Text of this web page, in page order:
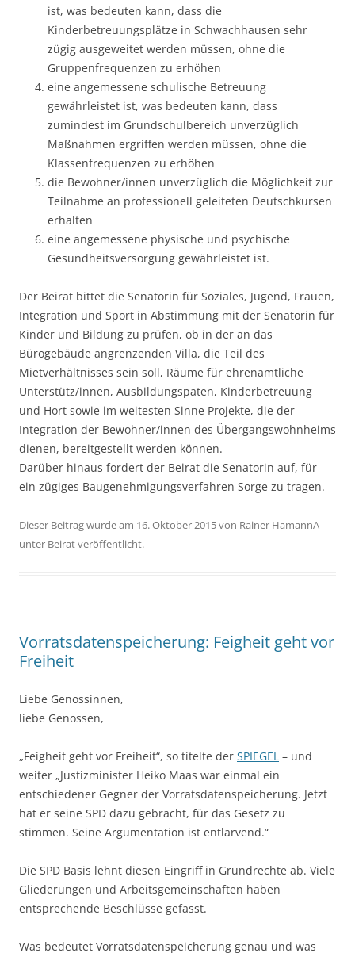
ist, was bedeuten kann, dass die
Kinderbetreuungsplätze in Schwachhausen sehr
zügig ausgeweitet werden müssen, ohne die
Gruppenfrequenzen zu erhöhen
eine angemessene schulische Betreuung
gewährleistet ist, was bedeuten kann, dass
zumindest im Grundschulbereich unverzüglich
Maßnahmen ergriffen werden müssen, ohne die
Klassenfrequenzen zu erhöhen
die Bewohner/innen unverzüglich die Möglichkeit zur
Teilnahme an professionell geleiteten Deutschkursen
erhalten
eine angemessene physische und psychische
Gesundheitsversorgung gewährleistet ist.
Der Beirat bittet die Senatorin für Soziales, Jugend, Frauen,
Integration und Sport in Abstimmung mit der Senatorin für
Kinder und Bildung zu prüfen, ob in der an das
Bürogebäude angrenzenden Villa, die Teil des
Mietverhältnisses sein soll, Räume für ehrenamtliche
Unterstütz/innen, Ausbildungspaten, Kinderbetreuung
und Hort sowie im weitesten Sinne Projekte, die der
Integration der Bewohner/innen des Übergangswohnheims
dienen, bereitgestellt werden können.
Darüber hinaus fordert der Beirat die Senatorin auf, für
ein zügiges Baugenehmigungsverfahren Sorge zu tragen.
Dieser Beitrag wurde am 16. Oktober 2015von Rainer HamannA
unter Beiratveröffentlicht.
Vorratsdatenspeicherung: Feigheit geht vor
Freiheit
Liebe Genossinnen,
liebe Genossen,
„Feigheit geht vor Freiheit“, so titelte der SPIEGEL – und
weiter „Justizminister Heiko Maas war einmal ein
entschiedener Gegner der Vorratsdatenspeicherung. Jetzt
hat er seine SPD dazu gebracht, für das Gesetz zu
stimmen. Seine Argumentation ist entlarvend.“
Die SPD Basis lehnt diesen Eingriff in Grundrechte ab. Viele
Gliederungen und Arbeitsgemeinschaften haben
entsprechende Beschlüsse gefasst.
Was bedeutet Vorratsdatenspeicherung genau und was